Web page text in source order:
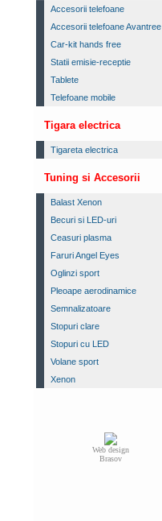
Accesorii telefoane
Accesorii telefoane Avantree
Car-kit hands free
Statii emisie-receptie
Tablete
Telefoane mobile
Tigara electrica
Tigareta electrica
Tuning si Accesorii
Balast Xenon
Becuri si LED-uri
Ceasuri plasma
Faruri Angel Eyes
Oglinzi sport
Pleoape aerodinamice
Semnalizatoare
Stopuri clare
Stopuri cu LED
Volane sport
Xenon
Web design
Brasov